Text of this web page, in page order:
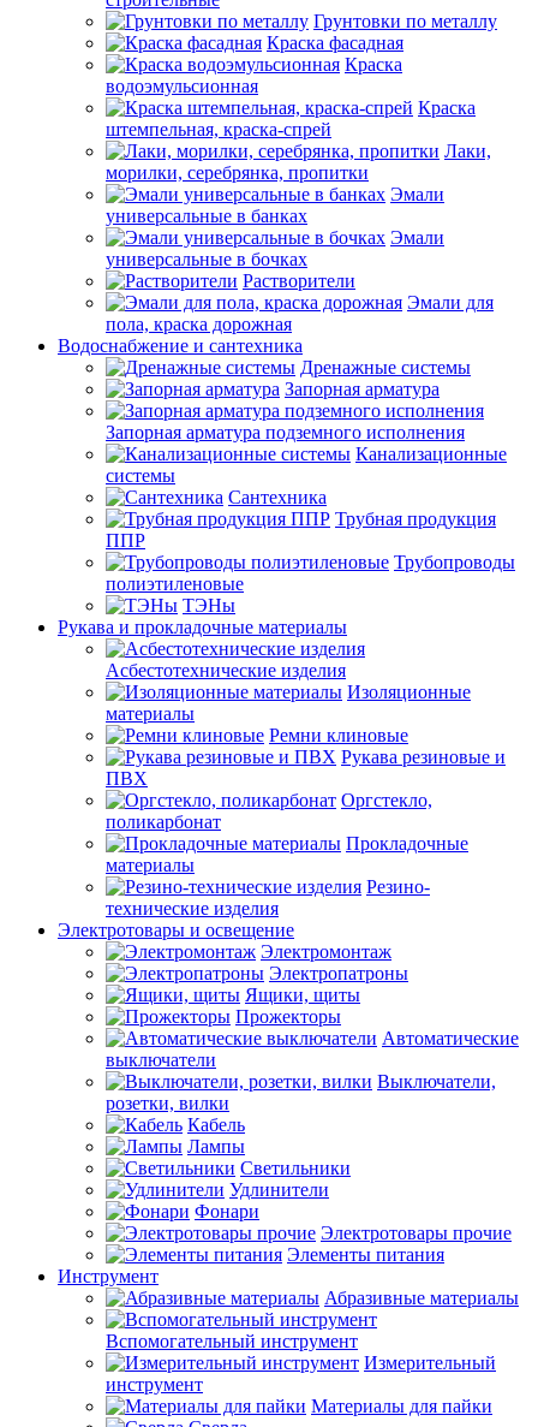
Грунтовки по металлу
Краска фасадная
Краска
водоэмульсионная
Краска
штемпельная, краска-спрей
Лаки,
морилки, серебрянка, пропитки
Эмали
универсальные в банках
Эмали
универсальные в бочках
Растворители
Эмали для
пола, краска дорожная
Водоснабжение и сантехника
Дренажные системы
Запорная арматура
Запорная арматура подземного исполнения
Канализационные
системы
Сантехника
Трубная продукция
ППР
Трубопроводы
полиэтиленовые
ТЭНы
Рукава и прокладочные материалы
Асбестотехнические изделия
Изоляционные
материалы
Ремни клиновые
Рукава резиновые и
ПВХ
Оргстекло,
поликарбонат
Прокладочные
материалы
Резино-
технические изделия
Электротовары и освещение
Электромонтаж
Электропатроны
Ящики, щиты
Прожекторы
Автоматические
выключатели
Выключатели,
розетки, вилки
Кабель
Лампы
Светильники
Удлинители
Фонари
Электротовары прочие
Элементы питания
Инструмент
Абразивные материалы
Вспомогательный инструмент
Измерительный
инструмент
Материалы для пайки